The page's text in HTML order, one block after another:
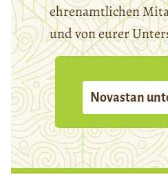
ehrenamtlichen
und von eurer
Novastan